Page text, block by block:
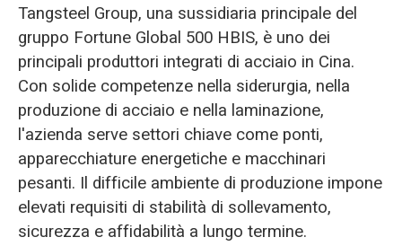
Tangsteel Group, una sussidiaria principale del
gruppo Fortune Global 500 HBIS, è uno dei
principali produttori integrati di acciaio in Cina.
Con solide competenze nella siderurgia, nella
produzione di acciaio e nella laminazione,
l'azienda serve settori chiave come ponti,
apparecchiature energetiche e macchinari
pesanti. Il difficile ambiente di produzione impone
elevati requisiti di stabilità di sollevamento,
sicurezza e affidabilità a lungo termine.